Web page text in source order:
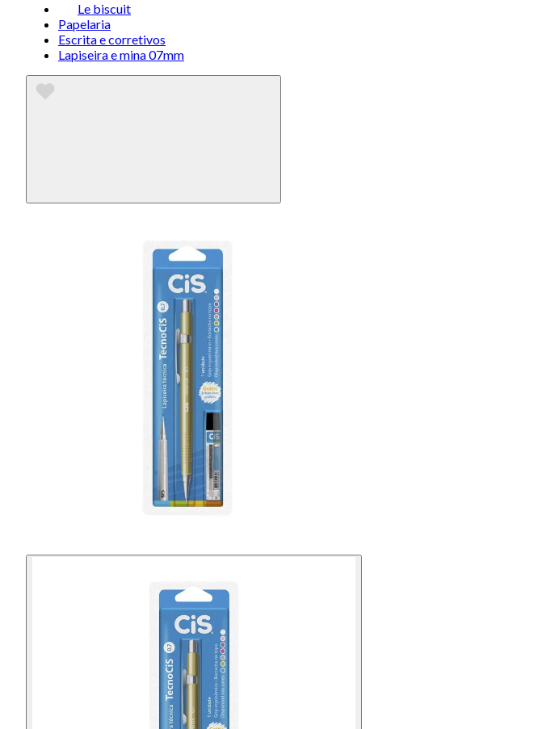
Le biscuit
Papelaria
Escrita e corretivos
Lapiseira e mina 07mm